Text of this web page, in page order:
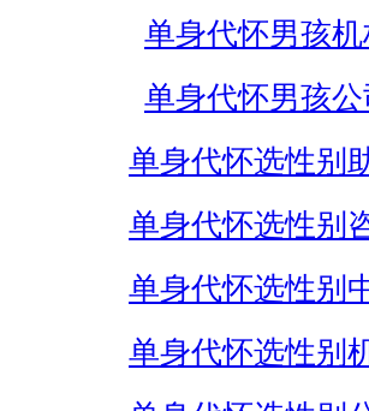
单身代怀男孩机
单身代怀男孩公
单身代怀选性别
单身代怀选性别
单身代怀选性别
单身代怀选性别